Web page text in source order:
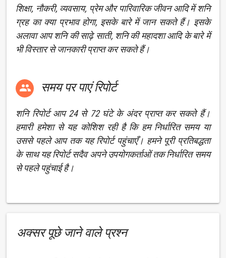
शिक्षा, नौकरी, व्यवसाय, प्रेम और पारिवारिक जीवन आदि में शनि
ग्रह का क्या प्रभाव होगा, इसके बारे में जान सकते हैं। इसके
अलावा आप शनि की साढ़े साती, शनि की महादशा आदि के बारे में
भी विस्तार से जानकारी प्राप्त कर सकते हैं।
 समय पर पाएं रिपोर्ट
शनि रिपोर्ट आप 24 से 72 घंटे के अंदर प्राप्त कर सकते हैं।
हमारी हमेशा से यह कोशिश रही है कि हम निर्धारित समय या
उससे पहले आप तक यह रिपोर्ट पहुंचाएँ। हमने पूरी प्रतिबद्धता
के साथ यह रिपोर्ट सदैव अपने उपयोगकर्ताओं तक निर्धारित समय
से पहले पहुंचाई है।
अक्सर पूछे जाने वाले प्रश्न